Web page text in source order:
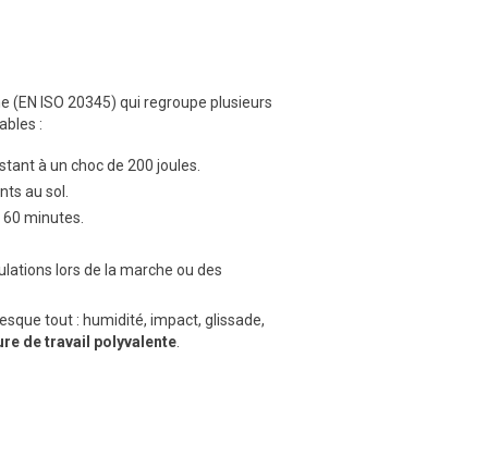
(EN ISO 20345) qui regroupe plusieurs
:
à un choc de 200 joules.
au sol.
minutes.
lors de la marche ou des
tout : humidité, impact, glissade,
de travail polyvalente